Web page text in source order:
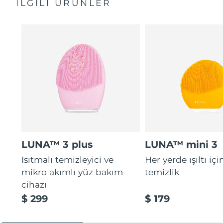
Genel kılavuz
İLGILI ÜRÜNLER
LUNA™ 3 plus
Isıtmalı temizleyici ve
mikro akımlı yüz bakım
cihazı
$ 299
LUNA™ mini 3
Her yerde ışıltı
temizlik
$ 179